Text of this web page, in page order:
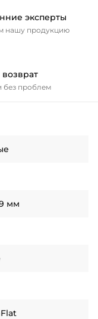
эксперты
нашу продукцию
без проблем
мм